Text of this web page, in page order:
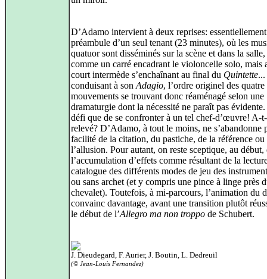
D’Adamo intervient à deux reprises:
préambule d’un seul tenant (23 minutes), où les
quatuor sont disséminés sur la scène et dans la
comme un carré encadrant le violoncelle solo, mais
court intermède s’enchaînant au final du Quintette...
conduisant à son Adagio, l’ordre originel des quatre
mouvements se trouvant donc réaménagé selon une
dramaturgie dont la nécessité ne paraît pas
défi que de se confronter à un tel chef-d’œuvre! A-
relevé? D’Adamo, à tout le moins, ne s’abandonne
facilité de la citation, du pastiche, de la référence ou
l’allusion. Pour autant, on reste sceptique, au début,
l’accumulation d’effets comme résultant de la
catalogue des différents modes de jeu des
ou sans archet (et y compris une pince à linge près
chevalet). Toutefois, à mi-parcours, l’animation du
convainc davantage, avant une transition plutôt
le début de l’Allegro ma non troppo de Schubert.
J. Dieudegard, F. Aurier, J. Boutin, L. Dedreuil
(© Jean-Louis Fernandez)